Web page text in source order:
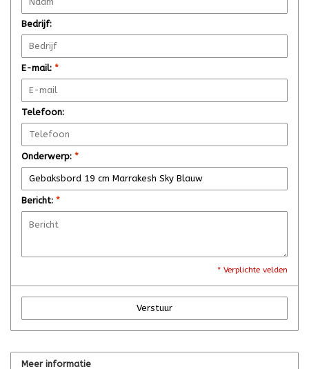
Bedrijf:
E-mail: *
Telefoon:
Onderwerp: *
Bericht: *
* Verplichte velden
Verstuur
Meer informatie